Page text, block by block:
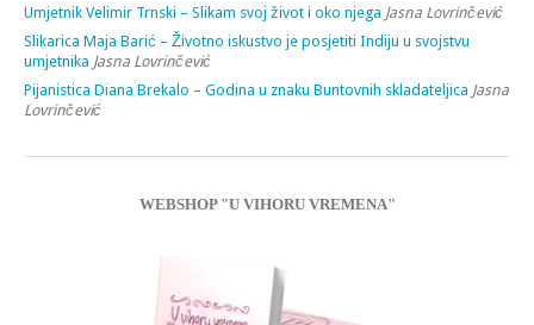
Umjetnik Velimir Trnski – Slikam svoj život i oko njega Jasna Lovrinčević
Slikarica Maja Barić – Životno iskustvo je posjetiti Indiju u svojstvu
umjetnika Jasna Lovrinčević
Pijanistica Diana Brekalo – Godina u znaku Buntovnih skladateljica Jasna
Lovrinčević
WEBSHOP "U VIHORU VREMENA"